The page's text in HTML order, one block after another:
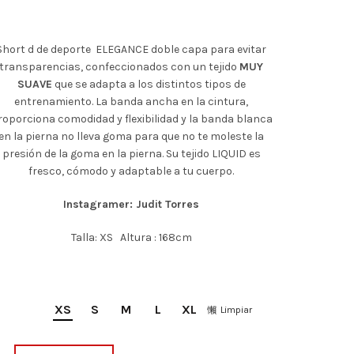
d de deporte ELEGANCE doble capa para evitar
transparencias, confeccionados con un tejido MUY
SUAVE que se adapta a los distintos tipos de
entrenamiento. La banda ancha en la cintura,
comodidad y flexibilidad y la banda blanca
la pierna no lleva goma para que no te moleste la
presión de la goma en la pierna. Su tejido LIQUID es
fresco, cómodo y adaptable a tu cuerpo.
Instagramer: Judit Torres
Talla: XS Altura : 168cm
XS S M L XL Limpiar